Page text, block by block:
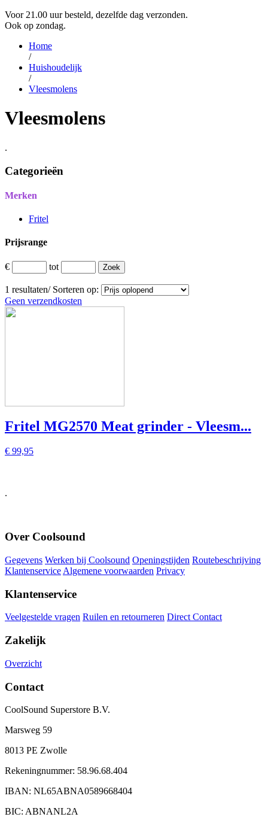
Voor 21.00 uur besteld, dezelfde dag verzonden.
Ook op zondag.
Home
/
Huishoudelijk
/
Vleesmolens
Vleesmolens
.
Categorieën
Merken
Fritel
Prijsrange
€ tot
1 resultaten/Sorteren op:
Geen verzendkosten
Fritel MG2570 Meat grinder - Vleesm...
€ 99,95
.
Over Coolsound
Gegevens Werken bij Coolsound Openingstijden Routebeschrijving
Klantenservice Algemene voorwaarden Privacy
Klantenservice
Veelgestelde vragen Ruilen en retourneren Direct Contact
Zakelijk
Overzicht
Contact
CoolSound Superstore B.V.
Marsweg 59
8013 PE Zwolle
Rekeningnummer: 58.96.68.404
IBAN: NL65ABNA0589668404
BIC: ABNANL2A